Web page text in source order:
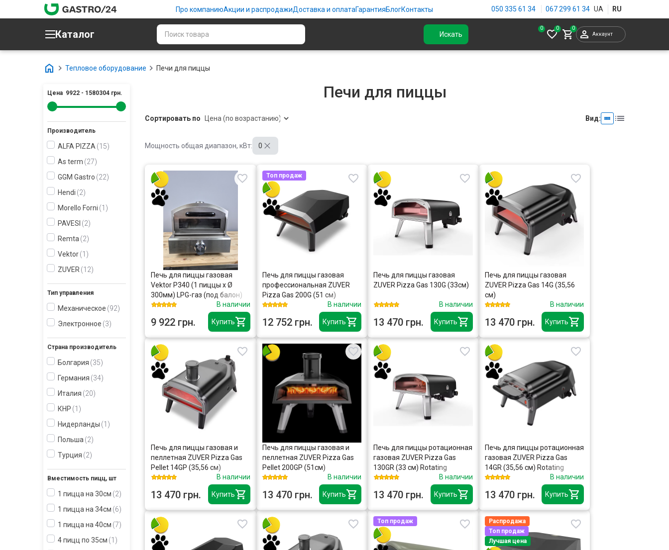
Про компаниюАкции и распродажиДоставка и оплатаГарантияБлогКонтакты 050 335 61 34 067 299 61 34
Каталог Искать
0
Аккаунт
Тепловое оборудование Печи для пиццы
Цена 9922 - 1580304 грн.
Производитель
ALFA PIZZA 15
As term 27
GGM Gastro 22
Hendi 2
Morello Forni 1
PAVESI
2
Remta 2
Vektor 1
ZUVER 12
Тип управления
Механическое 92
Электронное 3
Страна производитель
Болгария 35
Германия 34
Италия 20
КНР 1
Нидерланды 1
Польша 2
Турция 2
Вместимость пицц, шт
1 пицца на 30см 2
1 пицца на 34см 6
1 пицца на 40см 7
4 пицц по 35см 1
Печи для пиццы
Сортировать по Вид:
Мощность общая диапазон, кВт: 0
Купить
Печь для пиццы газовая
Vektor P340 (1 пиццы х Ø
300мм) LPG-газ (под балон)
В наличии
9 922 грн. Купить
Топ продаж
Печь для пиццы газовая
профессиональная ZUVER
Pizza Gas 200G (51 см)
В наличии
12 752 грн. Купить
Печь для пиццы газовая
ZUVER Pizza Gas 130G (33см)
В наличии
13 470 грн. Купить
Печь для пиццы газовая
ZUVER Pizza Gas 14G (35,56
см)
В наличии
13 470 грн.
Купить
Печь для пиццы газовая и
пеллетная ZUVER Pizza Gas
Pellet 14GP (35,56 см)
В наличии
13 470 грн. Купить
Печь для пиццы газовая и
пеллетная ZUVER Pizza Gas
Pellet 200GP (51см)
В наличии
13 470 грн. Купить
Печь для пиццы ротационная
газовая ZUVER Pizza Gas
130GR (33 см) Rotating
В наличии
13 470 грн. Купить
Печь для пиццы ротационная
газовая ZUVER Pizza Gas
14GR (35,56 см) Rotating
В наличии
13 470 грн.
Топ продаж
Распродажа
Топ продаж
Лучшая цена